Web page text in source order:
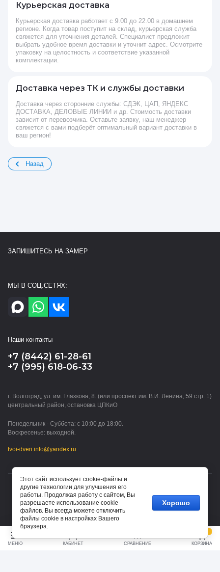
Курьерская доставка
Курьерская доставка работает с 9.00 до 22.00 в домашнем
регионе. Когда товар поступит на склад, курьерская служба
свяжется для уточнения деталей. Специалист предложит
выбрать удобное время доставки и уточнит адрес. Осмотрите
упаковку на целостность и соответствие указанной
комплектации.
Доставка через ТК и службы доставки
Доставка через сторонние службы: СДЭК, ЦАП, ЯНДЕКС
ДОСТАВКА, ДЕЛОВЫЕ ЛИНИИ и др. Стоимость доставки
зависит от перевозчика. Оставьте заявку, наш менеджер
свяжется с вами подберёт оптимальный вариант доставки в
ваш регион!
Назад
ЗАПИШИТЕСЬ НА ЗАМЕР
МЫ В СОЦ.СЕТЯХ:
Наши контакты
+7 (8442) 61-28-61
+7 (995) 618-06-33
г. Волгоград, ул. им. Глазкова, 8. (или проспект им. В.И. Ленина, 59 стр. 1)
центральный район, остановка ЦПКиО
Понедельник - Суббота: с 10:00 до 18:00.
Воскресенье: выходной.
tvoi-dveri.info@yandex.ru
© 2015 - 2026 ТВОИ ДВЕРИ (ИП Водорезов Дмитрий
Владимирович)
МЕНЮ КАБИНЕТ СРАВНЕНИЕ КОРЗИНА
Этот сайт использует cookie-файлы и
другие технологии для улучшения его
работы. Продолжая работу с сайтом, Вы
разрешаете использование cookie-
файлов. Вы всегда можете отключить
файлы cookie в настройках Вашего
браузера.
Хорошо